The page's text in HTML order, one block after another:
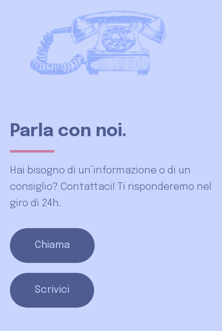
Parla con noi.
Hai bisogno di un’informazione o di un
consiglio? Contattaci! Ti risponderemo nel
giro di 24h.
Chiama
Scrivici